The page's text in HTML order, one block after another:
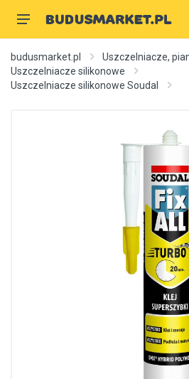
budusmarket.pl
Uszczelniacze,
Uszczelniacze silikonowe
Uszczelniacze silikonowe Soudal